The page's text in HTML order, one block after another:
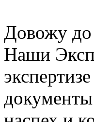
Довожу до
Наши